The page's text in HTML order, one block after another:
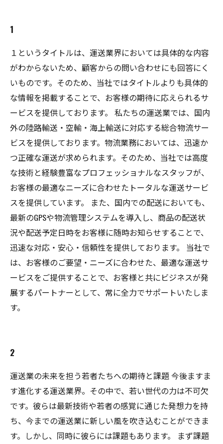
1
１というタイトルは、運送業界においては具体的な内容
がわからないため、顧客からの問い合わせにも回答にく
いものです。そのため、当社ではタイトルよりも具体的
な情報を掲載することで、お客様の期待に応えられるサ
ービスを提供しております。 私たちの運送業では、国内
外の陸路輸送・空輸・海上輸送に対応する総合物流サー
ビスを提供しております。物流業務においては、迅速か
つ正確な運送が求められます。そのため、当社では高度
な技術と経験豊富なプロフェッショナルなスタッフが、
お客様の最適なニーズに合わせたトータルな運送サービ
スを提供しています。 また、国内での配送においても、
最新のGPSや物流管理システムを導入し、商品の配送状
況や配送予定日時をお客様に随時お知らせすることで、
迅速な対応・安心・信頼性を提供しております。 当社で
は、お客様のご要望・ニーズに合わせた、最適な運送サ
ービスをご提供することで、お客様と共にビジネスが発
展するパートナーとして、常に全力でサポートいたしま
す。
2
運送業の未来を担う若者たちへの期待と課題 今後ますま
す進化する運送業界。その中で、若い世代の力は不可欠
です。彼らは最新技術や若者の感覚に通じた発想力を持
ち、今までの運送業に新しい風を吹き込むことができま
す。しかし、同時に彼らには課題もあります。 まず課題